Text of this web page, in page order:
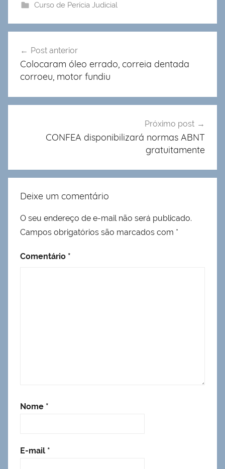
Curso de Perícia Judicial
de
Post
Post anterior
Colocaram óleo errado, correia dentada
corroeu, motor fundiu
Próximo post
CONFEA disponibilizará normas ABNT
gratuitamente
Deixe um comentário
O seu endereço de e-mail não será publicado.
Campos obrigatórios são marcados com *
Comentário *
Nome *
E-mail *